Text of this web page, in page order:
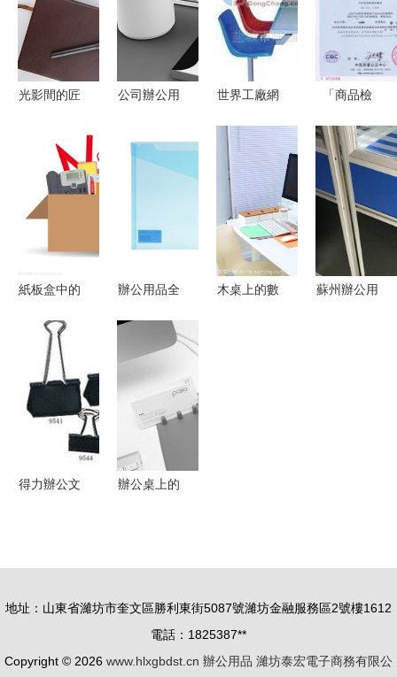
光影間的匠
影圖與辦公
用品的藝術
共鳴
公司辦公用
需要了解的
成本全解
世界工廠網
品與健身器
材批發新紀
元
「商品檢
岸驗核監管
證件之商品
檢驗篇 辦
公用品
紙板盒中的
高效收納與
創意結合的
辦公用品全
與產品庫優
木桌上的數
蘇州辦公用
得力辦公文
辦公桌上的
地址：山東省濰坊市奎文區勝利東街5087號濰坊金融服務區2號樓1612
電話：1825387**
Copyright © 2026 www.hlxgbdst.cn 辦公用品 濰坊泰宏電子商務有限公